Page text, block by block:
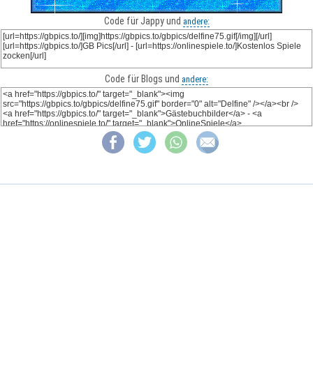
Code für Jappy und andere:
Code für Blogs und andere: